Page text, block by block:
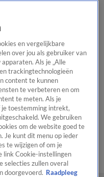
Onze categorieën Laatste
Podcast
Contact
en vergelijkbare
over jou als gebruiker van
Als je „Alle
trackingtechnologieën
content te kunnen
te verbeteren en om
te meten. Als je
je toestemming intrekt,
We gebruiken
om de website goed te
Je kunt dit menu op ieder
te wijzigen of om je
link Cookie-instellingen
selecties zullen overal
doorgevoerd. Raadpleeg